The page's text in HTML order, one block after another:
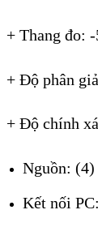
+ Thang đo:
+ Độ phân
+ Độ chính
Nguồn:
Kết nối